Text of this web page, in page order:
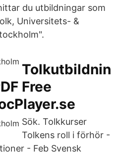
du utbildningar som
Universitets- &
Tolkutbildnin
Free
Sök. Tolkkurser
Tolkens roll i förhör -
- Feb Svensk